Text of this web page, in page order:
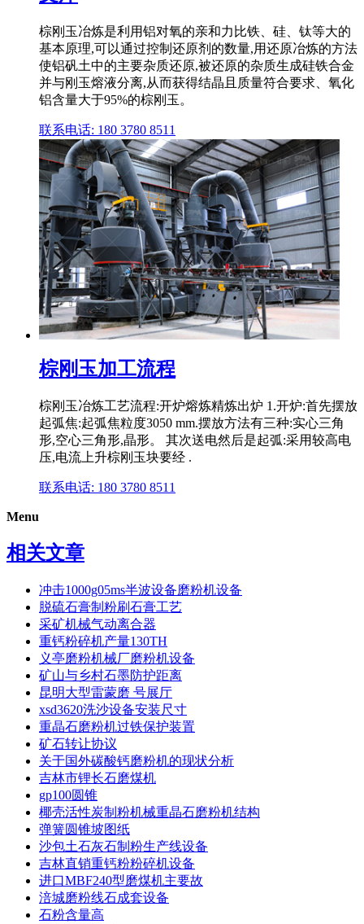
棕刚玉冶炼是利用铝对氧的亲和力比铁、硅、钛等大的
基本原理,可以通过控制还原剂的数量,用还原冶炼的方法
使铝矾土中的主要杂质还原,被还原的杂质生成硅铁合金
并与刚玉熔液分离,从而获得结晶且质量符合要求、氧化
铝含量大于95%的棕刚玉。
联系电话: 180 3780 8511
棕刚玉加工流程
棕刚玉冶炼工艺流程:开炉熔炼精炼出炉 1.开炉:首先摆放
起弧焦:起弧焦粒度3050 mm.摆放方法有三种:实心三角
形,空心三角形,晶形。 其次送电然后是起弧:采用较高电
压,电流上升棕刚玉块要经 .
联系电话: 180 3780 8511
Menu
相关文章
冲击1000g05ms半波设备磨粉机设备
脱硫石膏制粉刷石膏工艺
采矿机械气动离合器
重钙粉碎机产量130TH
义亭磨粉机械厂磨粉机设备
矿山与乡村石墨防护距离
昆明大型雷蒙磨 号展厅
xsd3620洗沙设备安装尺寸
重晶石磨粉机过铁保护装置
矿石转让协议
关于国外碳酸钙磨粉机的现状分析
吉林市锂长石磨煤机
gp100圆锥
椰壳活性炭制粉机械重晶石磨粉机结构
弹簧圆锥坡图纸
沙包土石灰石制粉生产线设备
吉林直销重钙粉粉碎机设备
进口MBF240型磨煤机主要故
涪城磨粉线石成套设备
石粉含量高